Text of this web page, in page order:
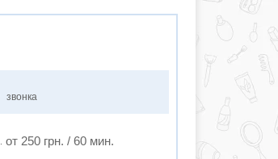
звонка
от 250 грн. / 60 мин.